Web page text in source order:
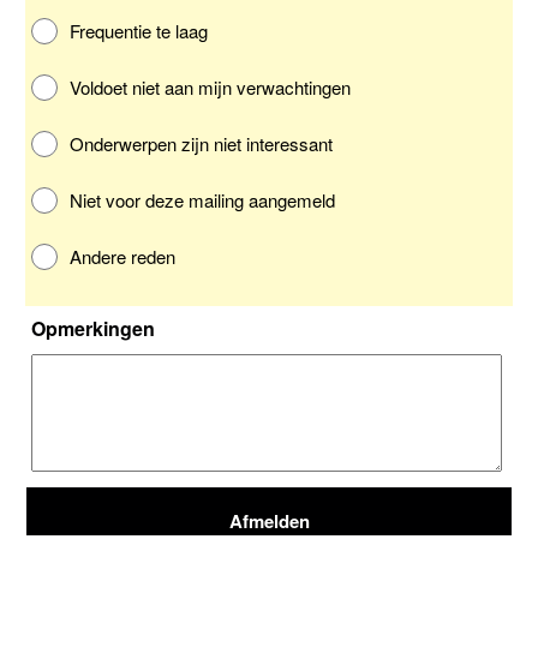
Frequentie te laag
Voldoet niet aan mijn verwachtingen
Onderwerpen zijn niet interessant
Niet voor deze mailing aangemeld
Andere reden
Opmerkingen